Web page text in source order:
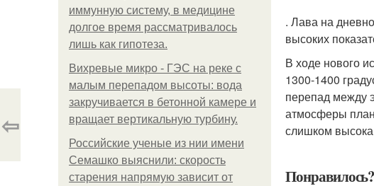
иммунную систему, в медицине
долгое время рассматривалось
лишь как гипотеза.
Вихревые микро - ГЭС на реке с
малым перепадом высоты: вода
закручивается в бетонной камере и
вращает вертикальную турбину.
Российские ученые из нии имени
Семашко выяснили: скорость
старения напрямую зависит от
. Лава на
высоких
В ходе нового
1300-1400
перепад между
атмосферы
слишком
⇦